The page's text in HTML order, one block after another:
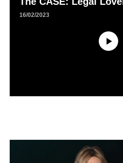
16/02/2023